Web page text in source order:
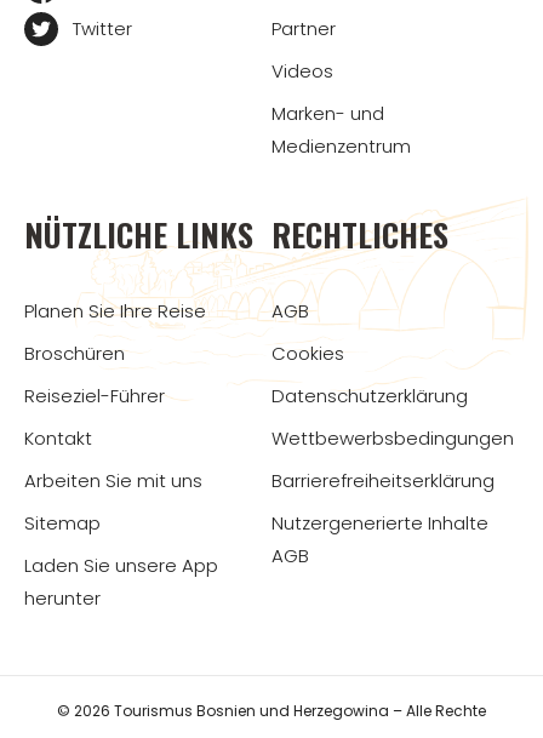
Twitter
Partner
Videos
Marken- und
Medienzentrum
NÜTZLICHE LINKS
Planen Sie Ihre Reise
Broschüren
Reiseziel-Führer
Kontakt
Arbeiten Sie mit uns
Sitemap
Laden Sie unsere App
herunter
RECHTLICHES
AGB
Cookies
Datenschutzerklärung
Wettbewerbsbedingungen
Barrierefreiheitserklärung
Nutzergenerierte Inhalte
AGB
© 2026 Tourismus Bosnien und Herzegowina – Alle Rechte